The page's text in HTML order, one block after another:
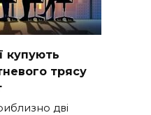
купують
трясу
дві